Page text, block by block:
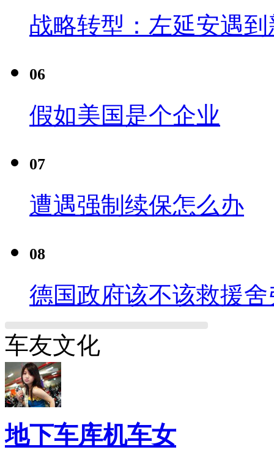
战略转型：左延安遇
06
假如美国是个企业
07
遭遇强制续保怎么办
08
德国政府该不该救援舍
车友文化
地下车库机车女